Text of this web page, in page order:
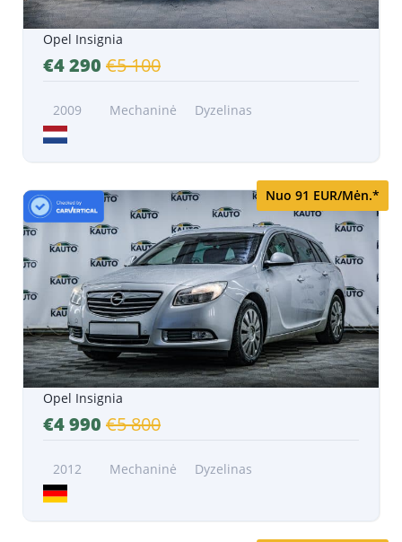
Opel Insignia
€4 290 €5 100
2009 Mechaninė Dyzelinas
Nuo 91 EUR/Mėn.*
Opel Insignia
€4 990 €5 800
2012 Mechaninė Dyzelinas